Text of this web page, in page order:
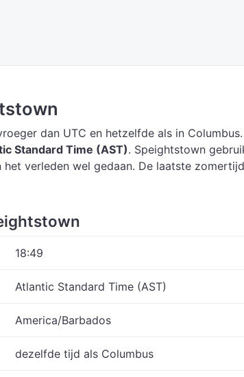
dan UTC en hetzelfde als in Columbus.
Standard Time (AST). Speightstown
verleden wel gedaan. De laatste zomertijd
18:49
Atlantic Standard Time (AST)
America/Barbados
dezelfde tijd als Columbus